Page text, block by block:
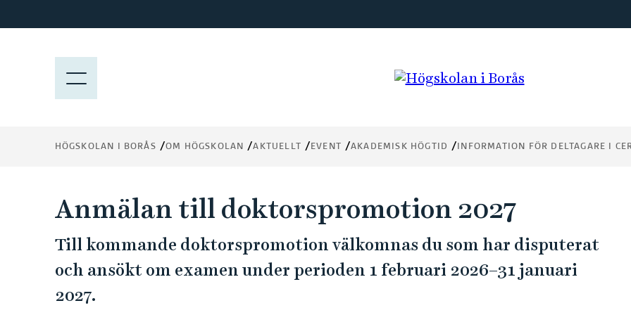
o
N
HÖGSKOLAN I BORÅS OM HÖGSKOLAN AKTUELLT EVENT AKADEMISK HÖGTID INFORMATION FÖR DELTAGARE I
Anmälan till doktorspromotion 2027
Till kommande doktorspromotion välkomnas du som har disputerat
och ansökt om examen under perioden 1 februari 2026–31 januari
2027.